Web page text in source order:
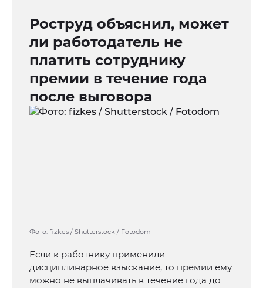
Роструд объяснил, может
ли работодатель не
платить сотруднику
премии в течение года
после выговора
Фото: fizkes / Shutterstock / Fotodom
Если к работнику применили
дисциплинарное взыскание, то премии ему
можно не выплачивать в течение года до